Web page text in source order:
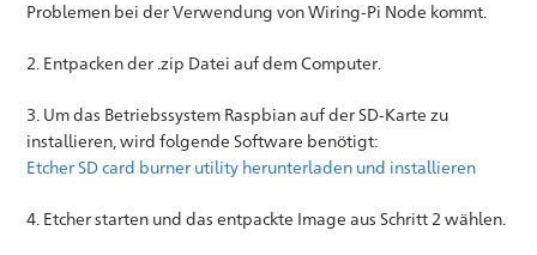
Problemen bei der Verwendung von Wiring-Pi Node kommt.
2. Entpacken der .zip Datei auf dem Computer.
3. Um das Betriebssystem Raspbian auf der SD-Karte zu
installieren, wird folgende Software benötigt:
Etcher SD card burner utility herunterladen und installieren
4. Etcher starten und das entpackte Image aus Schritt 2 wählen.